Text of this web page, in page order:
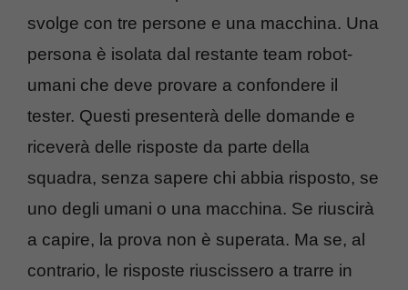
svolge con tre persone e una macchina. Una
persona è isolata dal restante team robot-
umani che deve provare a confondere il
tester. Questi presenterà delle domande e
riceverà delle risposte da parte della
squadra, senza sapere chi abbia risposto, se
uno degli umani o una macchina. Se riuscirà
a capire, la prova non è superata. Ma se, al
contrario, le risposte riuscissero a trarre in